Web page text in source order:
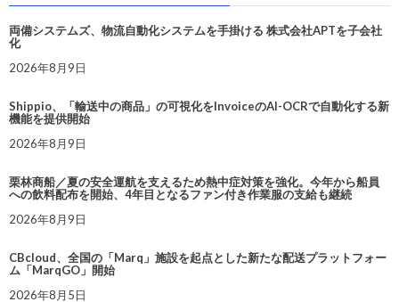
両備システムズ、物流自動化システムを手掛ける 株式会社APTを子会社
化
2026年8月9日
Shippio、「輸送中の商品」の可視化をInvoiceのAI-OCRで自動化する新
機能を提供開始
2026年8月9日
栗林商船／夏の安全運航を支えるため熱中症対策を強化。今年から船員
への飲料配布を開始、4年目となるファン付き作業服の支給も継続
2026年8月9日
CBcloud、全国の「Marq」施設を起点とした新たな配送プラットフォー
ム「MarqGO」開始
2026年8月5日